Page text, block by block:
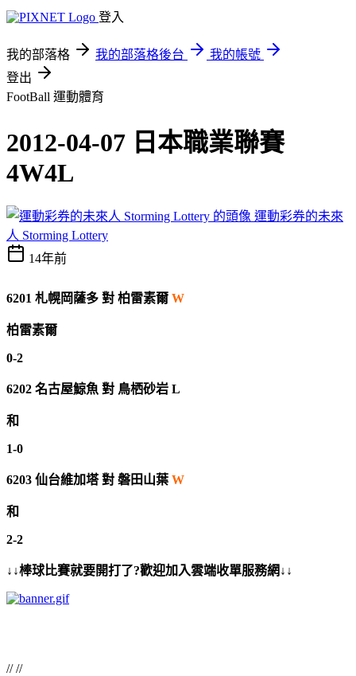
登入
我的部落格 我的部落格後台
我的帳號
登出
FootBall 運動體育
2012-04-07 日本職業聯賽
4W4L
運動彩券的未來
人 Storming Lottery
14年前
6201 札幌岡薩多 對 柏雷素爾 W
柏雷素爾
0-2
6202 名古屋鯨魚 對 鳥栖砂岩 L
和
1-0
6203 仙台維加塔 對 磐田山葉 W
和
2-2
↓↓棒球比賽就要開打了?歡迎加入雲端收單服務網↓↓
// //